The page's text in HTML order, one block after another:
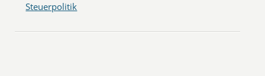
Steuerpolitik